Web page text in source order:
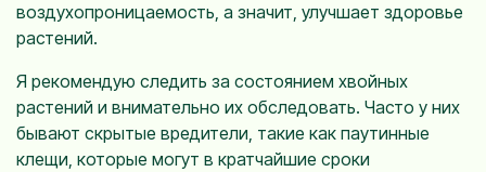
воздухопроницаемость, а значит, улучшает здоровье
растений.
Я рекомендую следить за состоянием хвойных
растений и внимательно их обследовать. Часто у них
бывают скрытые вредители, такие как паутинные
клещи, которые могут в кратчайшие сроки